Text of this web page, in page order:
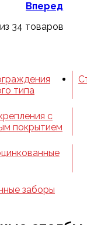
Вперед
34 товаров
типа
с
покрытием
заборы